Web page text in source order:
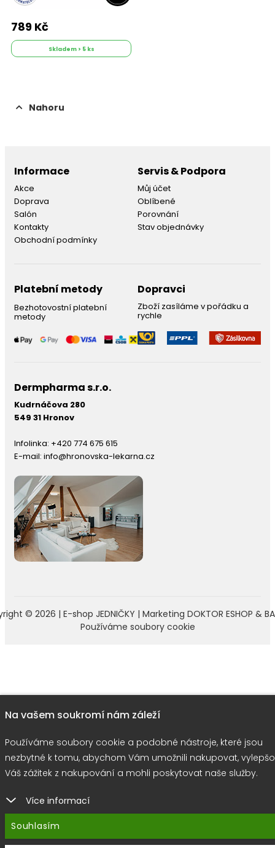
789 Kč
Skladem > 5 ks
Nahoru
Informace
Akce
Doprava
Salón
Kontakty
Obchodní podmínky
Servis & Podpora
Můj účet
Oblíbené
Porovnání
Stav objednávky
Platební metody
Bezhotovostní platební
metody
Dopravci
Zboží zasíláme v pořádku a
rychle
Dermpharma s.r.o.
Kudrnáčova 280
549 31 Hronov
Infolinka: +420 774 675 615
E-mail: info@hronovska-lekarna.cz
© 2026 | E-shop JEDNIČKY | Marketing DOKTOR ESHOP &
Používáme soubory cookie
Na vašem soukromí nám záleží
Používáme soubory cookie a podobné nástroje, které jsou
nezbytné k tomu, abychom Vám umožnili nakupovat,
Váš zážitek z nakupování a mohli poskytovat naše služby.
Více informací
Souhlasím